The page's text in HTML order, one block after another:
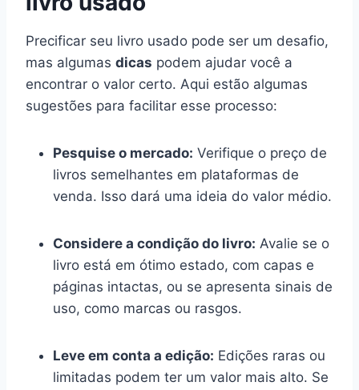
Precificar seu livro usado pode ser um desafio,
mas algumas dicas podem ajudar você a
encontrar o valor certo. Aqui estão algumas
sugestões para facilitar esse processo:
Pesquise o mercado: Verifique o preço de
livros semelhantes em plataformas de
venda. Isso dará uma ideia do valor médio.
Considere a condição do livro: Avalie se o
livro está em ótimo estado, com capas e
páginas intactas, ou se apresenta sinais de
uso, como marcas ou rasgos.
Leve em conta a edição: Edições raras ou
limitadas podem ter um valor mais alto. Se